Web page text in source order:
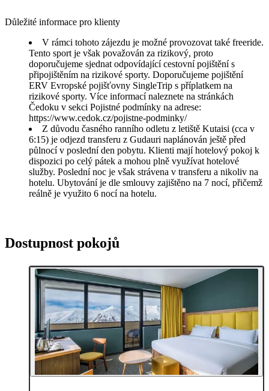
Důležité informace pro klienty
V rámci tohoto zájezdu je možné provozovat také freeride.
Tento sport je však považován za rizikový, proto
doporučujeme sjednat odpovídající cestovní pojištění s
připojištěním na rizikové sporty. Doporučujeme pojištění
ERV Evropské pojišťovny SingleTrip s příplatkem na
rizikové sporty. Více informací naleznete na stránkách
Čedoku v sekci Pojistné podmínky na adrese:
https://www.cedok.cz/pojistne-podminky/
Z důvodu časného ranního odletu z letiště Kutaisi (cca v
6:15) je odjezd transferu z Gudauri naplánován ještě před
půlnocí v poslední den pobytu. Klienti mají hotelový pokoj k
dispozici po celý pátek a mohou plně využívat hotelové
služby. Poslední noc je však strávena v transferu a nikoliv na
hotelu. Ubytování je dle smlouvy zajištěno na 7 nocí, přičemž
reálně je využito 6 nocí na hotelu.
Dostupnost pokojů